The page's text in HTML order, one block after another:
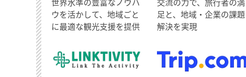
ウを活かして、地域ごと
に最適な観光支援を提供
足と、地域・企業の課題
解決を実現